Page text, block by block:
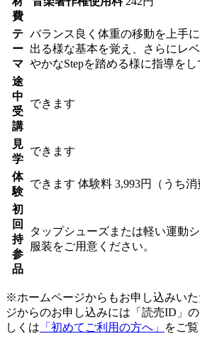
費
テ
ー
マ
バランス良く体重の移動を上手
出る様な基本を覚え、さらにレ
やかなStepを踏める様に指導をし
途
中
受
講
できます
見
学
できます
体
験
できます 体験料 3,993円（うち消
初
回
持
参
品
タップシューズまたは軽い運動
服装をご用意ください。
※ホームページからもお申し込みい
ジからのお申し込みには「読売ID」
しくは 「初めてご利用の方へ」 をご覧